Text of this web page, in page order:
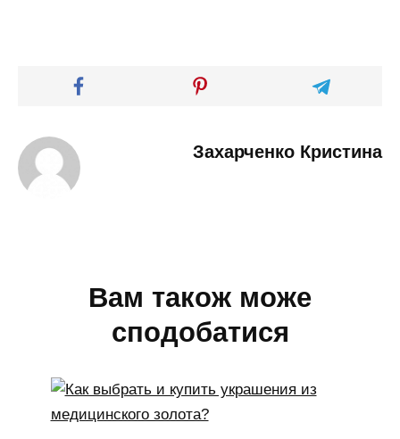
Захарченко Кристина
Вам також може
сподобатися